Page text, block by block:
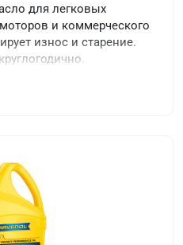
для легковых
и коммерческого
износ и старение.